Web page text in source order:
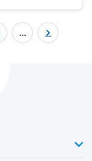
...